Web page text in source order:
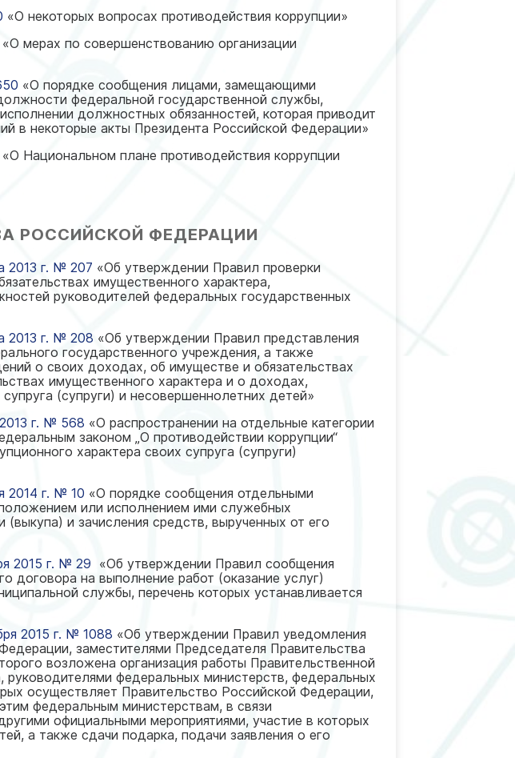
«О некоторых вопросах противодействия коррупции»
«О мерах по совершенствованию организации
«О порядке сообщения лицами, замещающими
федеральной государственной службы,
должностных обязанностей, которая приводит
в некоторые акты Президента Российской Федерации»
«О Национальном плане противодействия коррупции
РОССИЙСКОЙ ФЕДЕРАЦИИ
2013 г. № 207 «Об утверждении Правил проверки
имущественного характера,
руководителей федеральных государственных
2013 г. № 208 «Об утверждении Правил представления
государственного учреждения, а также
о своих доходах, об имуществе и обязательствах
имущественного характера и о доходах,
(супруги) и несовершеннолетних детей»
г. № 568 «О распространении на отдельные категории
законом „О противодействии коррупции“
характера своих супруга (супруги)
2014 г. № 10 «О порядке сообщения отдельными
или исполнением ими служебных
и зачисления средств, вырученных от его
2015 г. № 29 «Об утверждении Правил сообщения
договора на выполнение работ (оказание услуг)
службы, перечень которых устанавливается
2015 г. № 1088 «Об утверждении Правил уведомления
заместителями Председателя Правительства
возложена организация работы Правительственной
руководителями федеральных министерств, федеральных
осуществляет Правительство Российской Федерации,
федеральным министерствам, в связи
официальными мероприятиями, участие в которых
а также сдачи подарка, подачи заявления о его